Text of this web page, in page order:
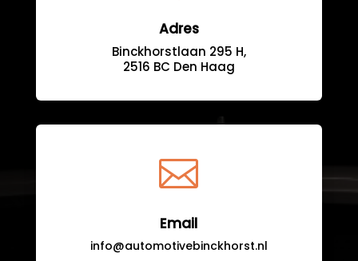
Adres
Binckhorstlaan 295 H,
2516 BC Den Haag

Email
info@automotivebinckhorst.nl